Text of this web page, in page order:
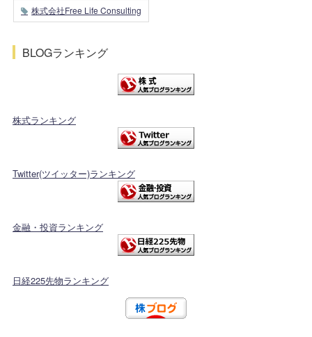
株式会社Free Life Consulting
BLOGランキング
株式ランキング
Twitter(ツイッター)ランキング
金融・投資ランキング
日経225先物ランキング